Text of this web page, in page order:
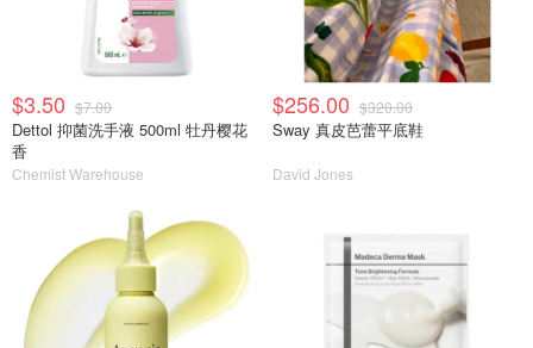
$3.50 $7.00
Dettol 抑菌洗手液 500ml 牡丹樱花
香
Chemist Warehouse
$256.00 $320.00
Sway 真皮芭蕾平底鞋
David Jones